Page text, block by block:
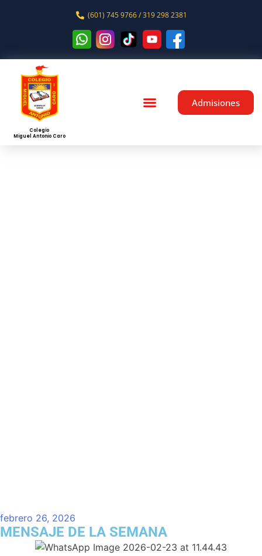
(601) 745 9766 / 319 298 2381
Colegio
Miguel Antonio Caro
Admisiones
febrero 26, 2026
MENSAJE DE LA SEMANA